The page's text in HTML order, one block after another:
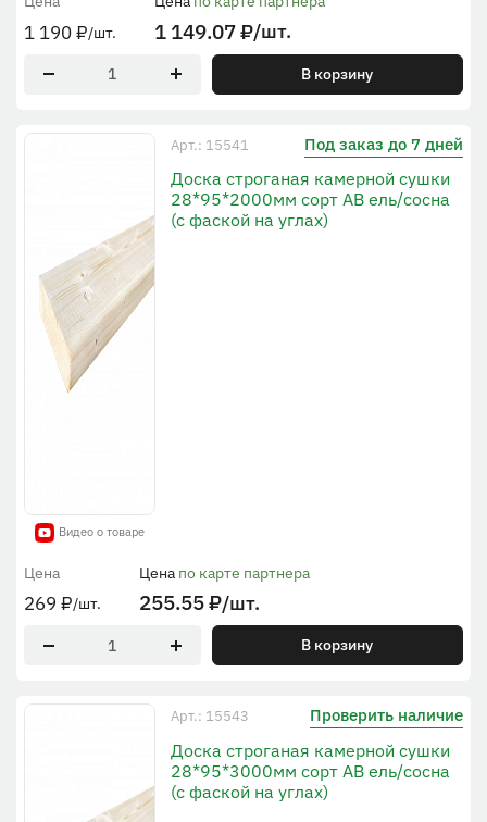
1 190₽/шт. 1 149.07₽/шт.
В корзину
Видео о товаре
Арт.: 15541 Под заказ до 7 дней
Доска строганая камерной сушки
28*95*2000мм сорт AB ель/сосна
(с фаской на углах)
Цена
269 ₽/шт.
Цена по карте партнера
255.55₽/шт.
В корзину
Арт.: 15543 Проверить наличие
Доска строганая камерной сушки
28*95*3000мм сорт AB ель/сосна
(с фаской на углах)